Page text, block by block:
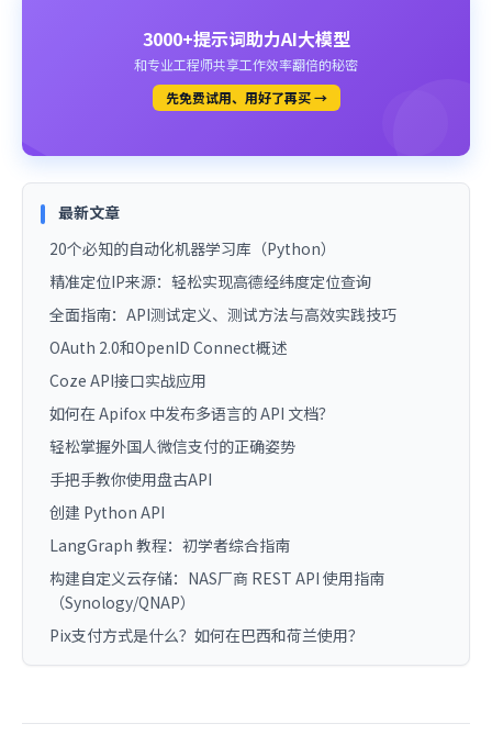
3000+提示词助力AI大模型
和专业工程师共享工作效率翻倍的秘密
先免费试用、用好了再买 →
最新文章
20个必知的自动化机器学习库（Python）
精准定位IP来源：轻松实现高德经纬度定位查询
全面指南：API测试定义、测试方法与高效实践技巧
OAuth 2.0和OpenID Connect概述
Coze API接口实战应用
如何在 Apifox 中发布多语言的 API 文档？
轻松掌握外国人微信支付的正确姿势
手把手教你使用盘古API
创建 Python API
LangGraph 教程：初学者综合指南
构建自定义云存储：NAS厂商 REST API 使用指南
（Synology/QNAP）
Pix支付方式是什么？如何在巴西和荷兰使用？